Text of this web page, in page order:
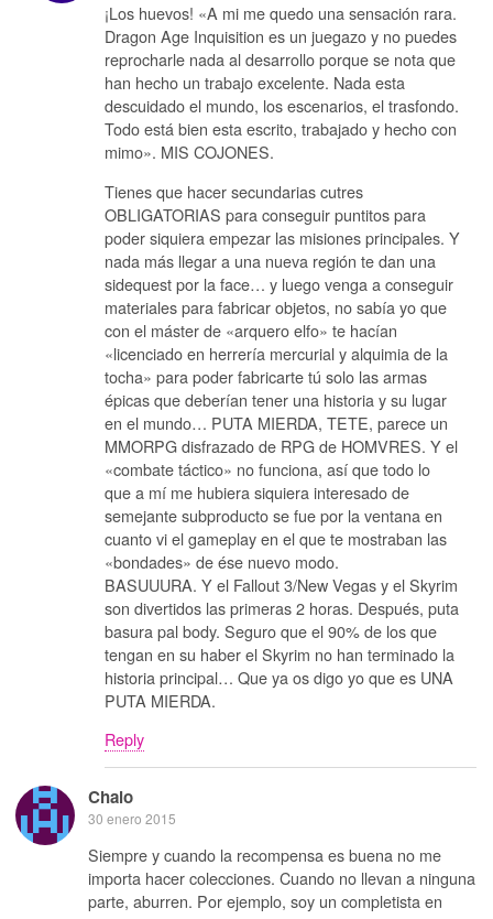
¡Los huevos! «A mi me quedo una sensación rara.
Dragon Age Inquisition es un juegazo y no puedes
reprocharle nada al desarrollo porque se nota que
han hecho un trabajo excelente. Nada esta
descuidado el mundo, los escenarios, el trasfondo.
Todo está bien esta escrito, trabajado y hecho con
mimo». MIS COJONES.
Tienes que hacer secundarias cutres
OBLIGATORIAS para conseguir puntitos para
poder siquiera empezar las misiones principales. Y
nada más llegar a una nueva región te dan una
sidequest por la face… y luego venga a conseguir
materiales para fabricar objetos, no sabía yo que
con el máster de «arquero elfo» te hacían
«licenciado en herrería mercurial y alquimia de la
tocha» para poder fabricarte tú solo las armas
épicas que deberían tener una historia y su lugar
en el mundo… PUTA MIERDA, TETE, parece un
MMORPG disfrazado de RPG de HOMVRES. Y el
«combate táctico» no funciona, así que todo lo
que a mí me hubiera siquiera interesado de
semejante subproducto se fue por la ventana en
cuanto vi el gameplay en el que te mostraban las
«bondades» de ése nuevo modo.
BASUUURA. Y el Fallout 3/New Vegas y el Skyrim
son divertidos las primeras 2 horas. Después, puta
basura pal body. Seguro que el 90% de los que
tengan en su haber el Skyrim no han terminado la
historia principal… Que ya os digo yo que es UNA
PUTA MIERDA.
Reply
Chalo
30 enero 2015
Siempre y cuando la recompensa es buena no me
importa hacer colecciones. Cuando no llevan a ninguna
parte, aburren. Por ejemplo, soy un completista en